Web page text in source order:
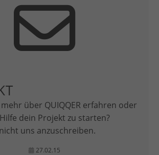
über QUIQQER erfahren oder
dein Projekt zu starten?
uns anzuschreiben.
27.02.15